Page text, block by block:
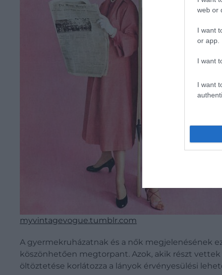
web or
I want
or app.
I want
I want
myvintagevogue.tumblr.com
A gyermekruházatnak és a nők megjelenésének
köszönhetően megtorpant. Azok, akik részt
öltöztetése korlátozza a lányok érvényesülési